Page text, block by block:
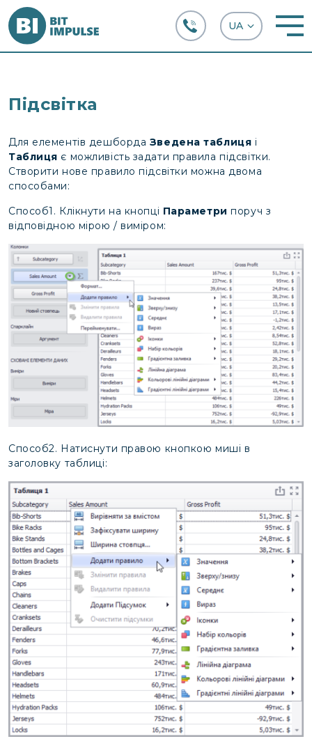
Підсвітка
Для елементів дешборда Зведена таблиця і
Таблиця є можливість задати правила підсвітки.
Створити нове правило підсвітки можна двома
способами:
Способ1. Клікнути на кнопці Параметрипоруч з
відповідною мірою / виміром:
Способ2. Натиснути правою кнопкою миші в
заголовку таблиці: